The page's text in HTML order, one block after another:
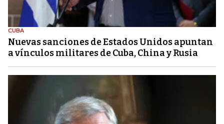
CUBA
Nuevas sanciones de Estados Unidos apuntan
a vínculos militares de Cuba, China y Rusia